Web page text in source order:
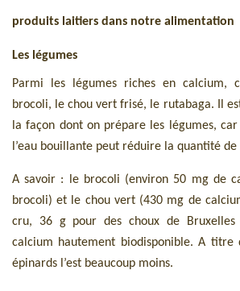
produits laitiers dans notre alimentation
Les légumes
Parmi les légumes riches en calcium,
brocoli, le chou vert frisé, le rutabaga. Il
la façon dont on prépare les légumes,
l’eau bouillante peut réduire la quantité
A savoir : le brocoli (environ 50 mg de
brocoli) et le chou vert (430 mg de
cru, 36 g pour des choux de Bruxelles
calcium hautement biodisponible. A titre
épinards l’est beaucoup moins.